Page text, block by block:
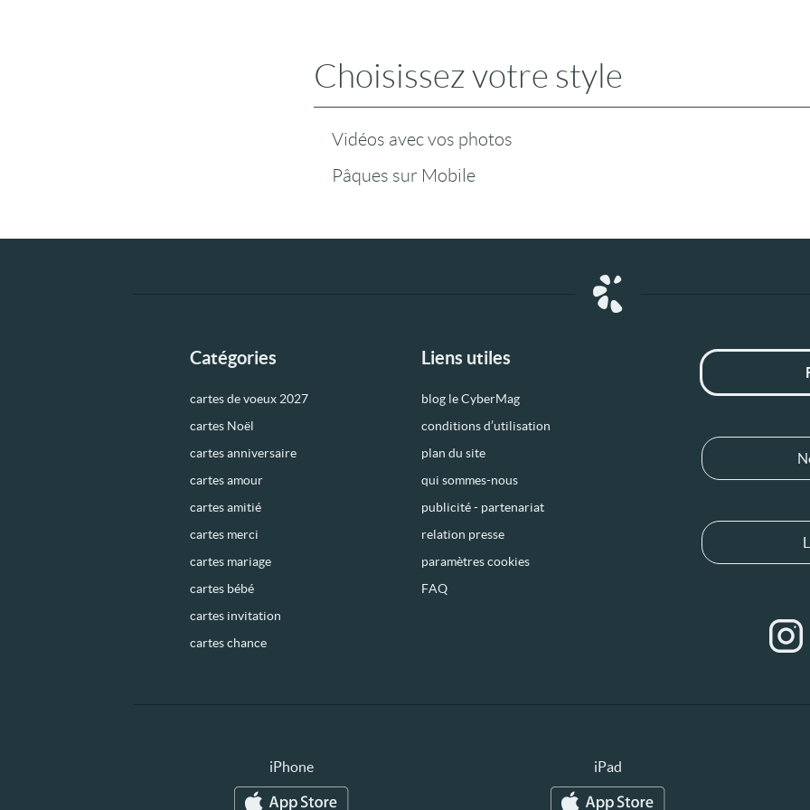
Choisissez votre style
Vidéos avec vos photos
Pâques sur Mobile
Catégories
cartes de voeux 2027
cartes Noël
cartes anniversaire
cartes amour
cartes amitié
cartes merci
cartes mariage
cartes bébé
cartes invitation
cartes chance
Liens utiles
blog le CyberMag
conditions d’utilisation
plan du site
qui sommes-nous
publicité - partenariat
relation presse
paramètres cookies
FAQ
iPhone iPad